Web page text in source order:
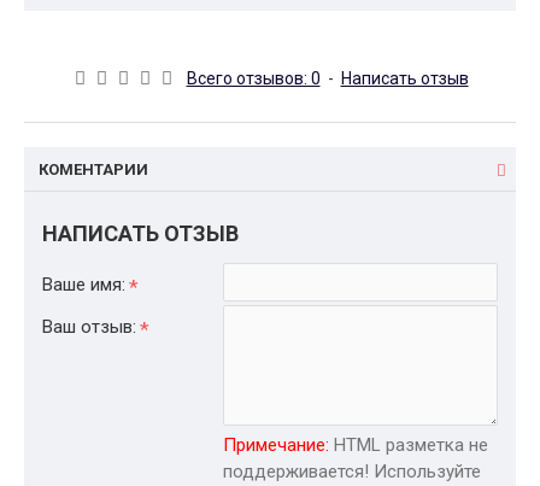
Всего отзывов: 0 - Написать отзыв
КОМЕНТАРИИ
НАПИСАТЬ ОТЗЫВ
Ваше имя:
Ваш отзыв:
Примечание: HTML разметка не
поддерживается! Используйте